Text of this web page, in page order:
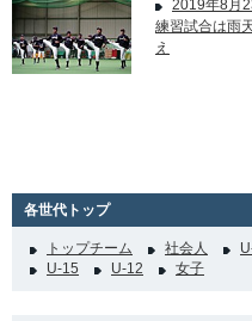
2019年8月
練習試合は雨
え
各世代トップ
トップチーム 社会人
U-15
U-12 女子